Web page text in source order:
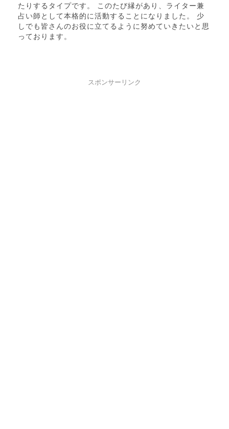
たりするタイプです。 このたび縁があり、ライター兼
占い師として本格的に活動することになりました。 少
しでも皆さんのお役に立てるように努めていきたいと思
っております。
スポンサーリンク